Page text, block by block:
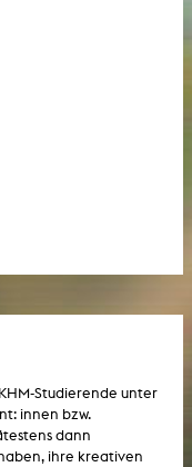
Studierende unter
innen bzw.
dann
ihre kreativen